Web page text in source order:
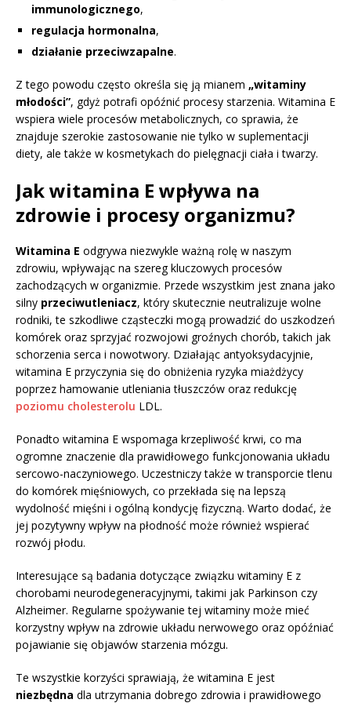
immunologicznego,
regulacja hormonalna,
działanie przeciwzapalne.
Z tego powodu często określa się ją mianem „witaminy
młodości”, gdyż potrafi opóźnić procesy starzenia. Witamina E
wspiera wiele procesów metabolicznych, co sprawia, że
znajduje szerokie zastosowanie nie tylko w suplementacji
diety, ale także w kosmetykach do pielęgnacji ciała i twarzy.
Jak witamina E wpływa na
zdrowie i procesy organizmu?
Witamina E odgrywa niezwykle ważną rolę w naszym
zdrowiu, wpływając na szereg kluczowych procesów
zachodzących w organizmie. Przede wszystkim jest znana jako
silny przeciwutleniacz, który skutecznie neutralizuje wolne
rodniki, te szkodliwe cząsteczki mogą prowadzić do uszkodzeń
komórek oraz sprzyjać rozwojowi groźnych chorób, takich jak
schorzenia serca i nowotwory. Działając antyoksydacyjnie,
witamina E przyczynia się do obniżenia ryzyka miażdżycy
poprzez hamowanie utleniania tłuszczów oraz redukcję
poziomu cholesterolu LDL.
Ponadto witamina E wspomaga krzepliwość krwi, co ma
ogromne znaczenie dla prawidłowego funkcjonowania układu
sercowo-naczyniowego. Uczestniczy także w transporcie tlenu
do komórek mięśniowych, co przekłada się na lepszą
wydolność mięśni i ogólną kondycję fizyczną. Warto dodać, że
jej pozytywny wpływ na płodność może również wspierać
rozwój płodu.
Interesujące są badania dotyczące związku witaminy E z
chorobami neurodegeneracyjnymi, takimi jak Parkinson czy
Alzheimer. Regularne spożywanie tej witaminy może mieć
korzystny wpływ na zdrowie układu nerwowego oraz opóźniać
pojawianie się objawów starzenia mózgu.
Te wszystkie korzyści sprawiają, że witamina E jest
niezbędna dla utrzymania dobrego zdrowia i prawidłowego